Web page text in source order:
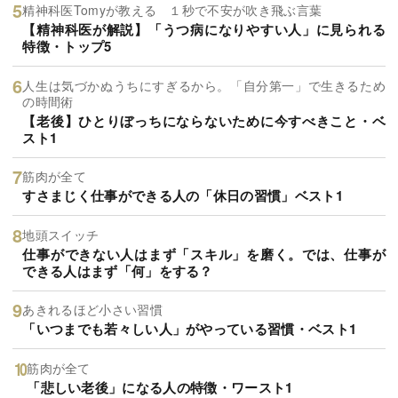
精神科医Tomyが教える １秒で不安が吹き飛ぶ言葉
【精神科医が解説】「うつ病になりやすい人」に見られる
特徴・トップ5
人生は気づかぬうちにすぎるから。「自分第一」で生きるため
の時間術
【老後】ひとりぼっちにならないために今すべきこと・ベ
スト1
筋肉が全て
すさまじく仕事ができる人の「休日の習慣」ベスト1
地頭スイッチ
仕事ができない人はまず「スキル」を磨く。では、仕事が
できる人はまず「何」をする？
あきれるほど小さい習慣
「いつまでも若々しい人」がやっている習慣・ベスト1
筋肉が全て
「悲しい老後」になる人の特徴・ワースト1